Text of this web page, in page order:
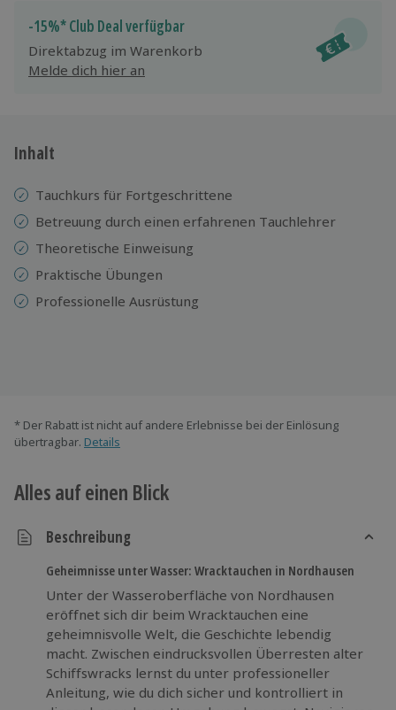
Jeder Gutschein für alle Erlebnisse einlösbar.
Maximale Sicherheit
10 Jahre gültig & verlängerbar.
-15%* Club Deal verfügbar
Direktabzug im Warenkorb
Melde dich hier an
Inhalt
Tauchkurs für Fortgeschrittene
Betreuung durch einen erfahrenen Tauchlehrer
Theoretische Einweisung
Praktische Übungen
Professionelle Ausrüstung
* Der Rabatt ist nicht auf andere Erlebnisse bei der Einlösung
übertragbar. Details
Alles auf einen Blick
Beschreibung
Geheimnisse unter Wasser: Wracktauchen in Nordhausen
Unter der Wasseroberfläche von Nordhausen
eröffnet sich dir beim Wracktauchen eine
geheimnisvolle Welt, die Geschichte lebendig
macht. Zwischen eindrucksvollen Überresten alter
Schiffswracks lernst du unter professioneller
Anleitung, wie du dich sicher und kontrolliert in